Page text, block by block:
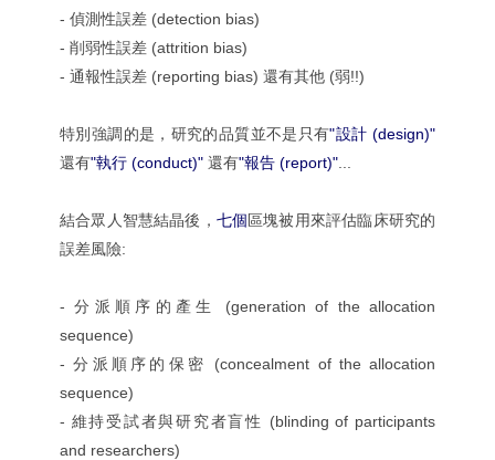
- 偵測性誤差 (detection bias)
- 削弱性誤差 (attrition bias)
- 通報性誤差 (reporting bias) 還有其他 (弱!!)
特別強調的是，研究的品質並不是只有"設計 (design)"
還有"執行 (conduct)" 還有"報告 (report)"
結合眾人智慧結晶後， 七個區塊被用來評估臨床研究的
誤差風險:
- 分派順序的產生 (generation of the allocation
sequence)
- 分派順序的保密 (concealment of the allocation
sequence)
- 維持受試者與研究者盲性 (blinding of participants
and researchers)